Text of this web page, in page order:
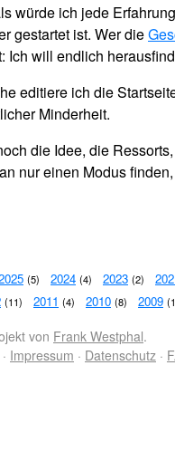
würde ich jede
gestartet ist. Wer die
Ich will endlich
editiere ich die
Minderheit.
die Idee, die
nur einen Modus
(5) 2024 (4) 2023 (2)
(11) 2011 (4) 2010 (8) 2009
von Frank Westphal.
· Impressum · Datenschutz ·